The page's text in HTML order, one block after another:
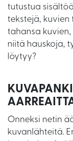
tutustua
tekstejä, kuvien
tahansa kuvien,
niitä hauskoja,
löytyy?
Onneksi netin
kuvanlähteitä.